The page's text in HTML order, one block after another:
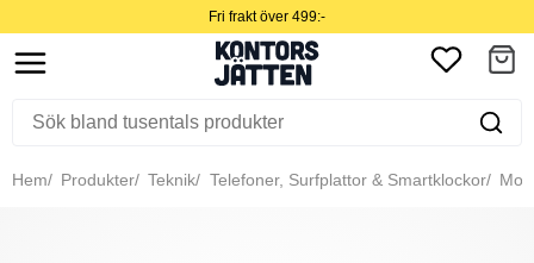
Fri frakt över 499:-
Hem Produkter Teknik Telefoner, Surfplattor & Smartklockor